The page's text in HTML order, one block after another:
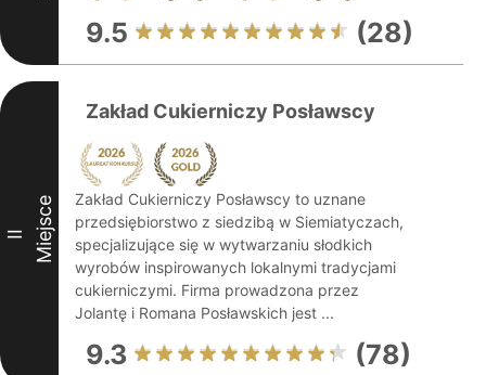
9.5 (28)
II Miejsce
Zakład Cukierniczy Posławscy
Zakład Cukierniczy Posławscy to uznane
przedsiębiorstwo z siedzibą w Siemiatyczach,
specjalizujące się w wytwarzaniu słodkich
wyrobów inspirowanych lokalnymi tradycjami
cukierniczymi. Firma prowadzona przez
Jolantę i Romana Posławskich jest ...
9.3 (78)